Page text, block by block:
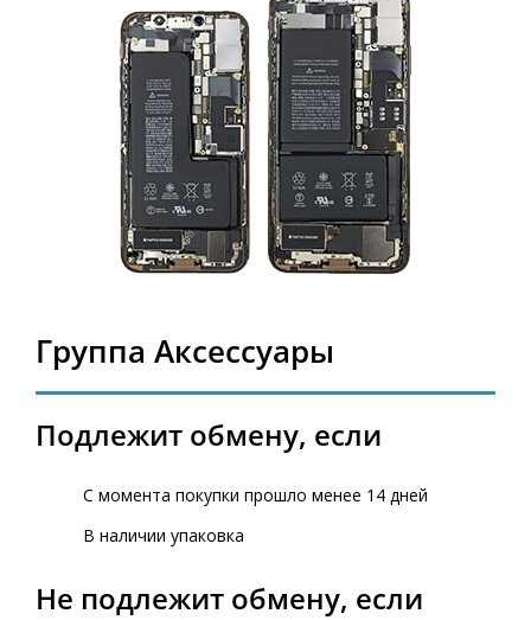
Группа Аксессуары
Подлежит обмену, если
С момента покупки прошло менее 14 дней
В наличии упаковка
Не подлежит обмену, если